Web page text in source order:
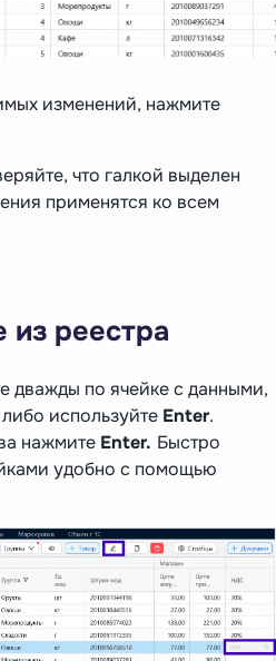
изменений, нажмите
что галкой выделен
применятся ко всем
из реестра
дважды по ячейке с данными,
используйте Enter.
нажмите Enter. Быстро
удобно с помощью